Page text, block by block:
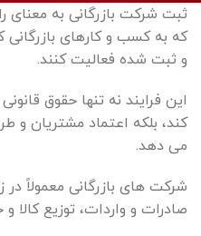
ثبت شرکت بازرگانی به معنای
که به کسب و کارهای
و ثبت شده فعالیت کنند.
این فرایند نه تنها حقوق
کند، بلکه اعتماد مشتریان و
می دهد.
شرکت های بازرگانی معمولاً
صادرات و واردات، توزیع